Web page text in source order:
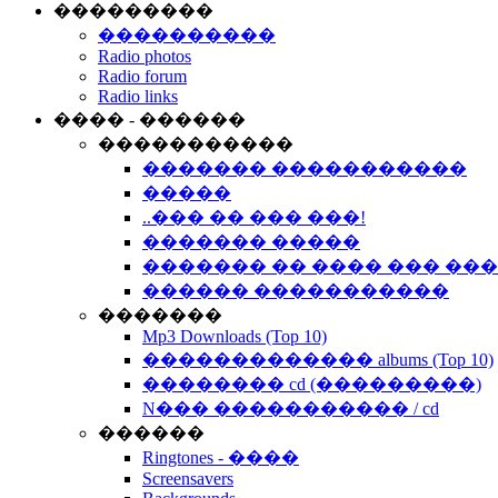
���������
����������
Radio photos
Radio forum
Radio links
���� - ������
�����������
������� �����������
�����
..��� �� ��� ���!
������� �����
������� �� ���� ���
������ �����������
�������
Mp3 Downloads (Top 10)
������������� albums (Top 10)
�������� cd (���������)
N��� ����������� / cd
������
Ringtones - ����
Screensavers